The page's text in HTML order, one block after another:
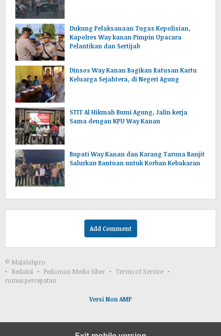
Dukung Pelaksanaan Tugas Kepolisian,
Kapolres Way kanan Pimpin Upacara
Pelantikan dan Sertijab
Dinsos Way Kanan Bagikan Ratusan Kartu
Keluarga Sejahtera, di Negeri Agung
STIT Al Hikmah Bumi Agung, Jalin kerja
Sama dengan KPU Way Kanan
Bupati Way Kanan dan Karang Taruna Banjit
Salurkan Bantuan untuk Korban Kebakaran
Add Comment
© Majalahpro
Redaksi
Pedoman Media Siber
Terms of Service
rumus percepatan
Versi Non AMP